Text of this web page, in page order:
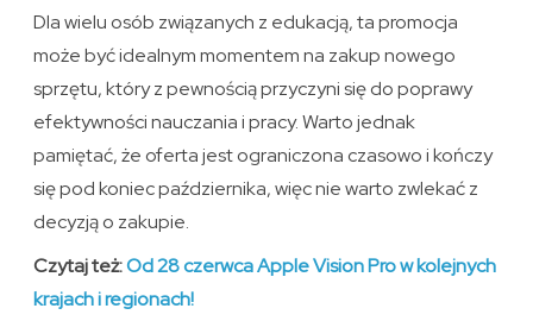
Dla wielu osób związanych z edukacją, ta promocja
może być idealnym momentem na zakup nowego
sprzętu, który z pewnością przyczyni się do poprawy
efektywności nauczania i pracy. Warto jednak
pamiętać, że oferta jest ograniczona czasowo i kończy
się pod koniec października, więc nie warto zwlekać z
decyzją o zakupie.
Czytaj też:Od 28 czerwca Apple Vision Pro w kolejnych
krajach i regionach!